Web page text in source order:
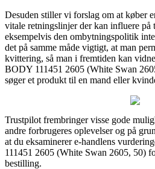
Desuden stiller vi forslag om at køber
vitale retningslinjer der kan influere på
eksempelvis den ombytningspolitik
det på samme måde vigtigt, at man
kvittering, så man i fremtiden kan
BODY 111451 2605 (White Swan
søger et produkt til en mand eller
Trustpilot frembringer visse gode
andre forbrugeres oplevelser og på
at du eksaminerer e-handlens
111451 2605 (White Swan 2605, 50)
bestilling.